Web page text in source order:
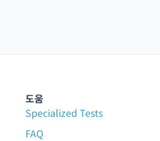
도움
Specialized Tests
FAQ